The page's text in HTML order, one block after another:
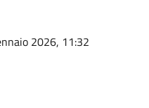
2026, 11:32